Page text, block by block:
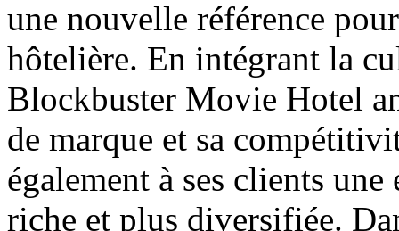
une nouvelle référence
hôtelière. En intégrant la
Blockbuster Movie Hotel
de marque et sa
également à ses clients
riche et plus diversifiée.